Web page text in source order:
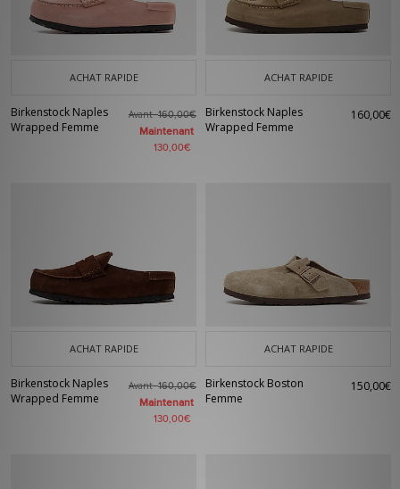
ACHAT RAPIDE
Birkenstock Naples
Wrapped Femme
Avant160,00€
Maintenant
130,00€
ACHAT RAPIDE
Birkenstock Naples
Wrapped Femme
160,00€
ACHAT RAPIDE
Birkenstock Naples
Wrapped Femme
Avant160,00€
Maintenant
130,00€
ACHAT RAPIDE
Birkenstock Boston
Femme
150,00€